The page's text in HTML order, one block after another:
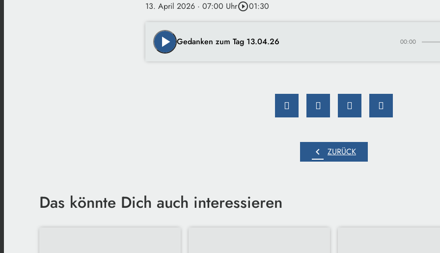
13. April 2026 · 07:00 Uhrplay_circle_outline01:30
play_arrow Gedanken zum Tag 13.04.26 00:00
chevron_left ZURÜCK
Das könnte Dich auch interessieren